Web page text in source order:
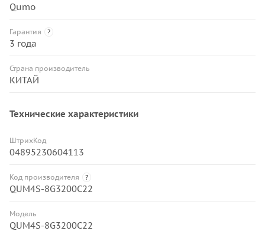
Qumo
Гарантия ?
3 года
Страна производитель
КИТАЙ
Технические характеристики
ШтрихКод
04895230604113
Код производителя ?
QUM4S-8G3200C22
Модель
QUM4S-8G3200C22